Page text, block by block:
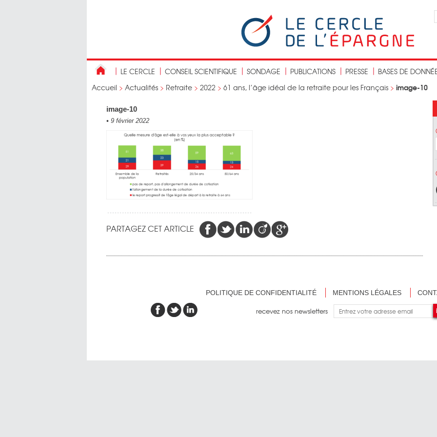
LE CERCLE CONSEIL SCIENTIFIQUE SONDAGE PUBLICATIONS PRESSE
BASES DE
Accueil > Actualités > Retraite > 2022 > 61 ans, l’âge idéal de la retraite pour les Français > image-10
image-10
• 9 février 2022
PARTAGEZ CET ARTICLE
POLITIQUE DE CONFIDENTIALITÉ MENTIONS LÉGALES
recevez nos newsletters